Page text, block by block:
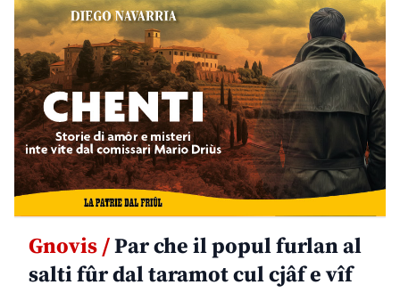
Gnovis /Par che il popul furlan al
salti fûr dal taramot cul cjâf e vîf